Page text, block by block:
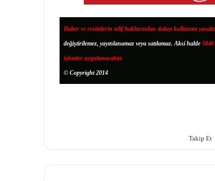
Haber ve resimlerin telif haklarından dolayı kullanımı
değiştirilemez, yayınlanamaz veya satılamaz. Aksi halde 5846
işlemler uygulanacaktır.
© Copyright 2014
Takip Et